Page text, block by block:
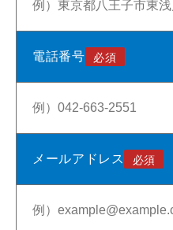
電話番号
メールアドレス